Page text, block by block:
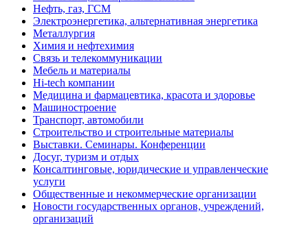
Нефть, газ, ГСМ
Электроэнергетика, альтернативная энергетика
Металлургия
Химия и нефтехимия
Связь и телекоммуникации
Мебель и материалы
Hi-tech компании
Медицина и фармацевтика, красота и здоровье
Машиностроение
Транспорт, автомобили
Строительство и строительные материалы
Выставки. Семинары. Конференции
Досуг, туризм и отдых
Консалтинговые, юридические и управленческие
услуги
Общественные и некоммерческие организации
Новости государственных органов, учреждений,
организаций